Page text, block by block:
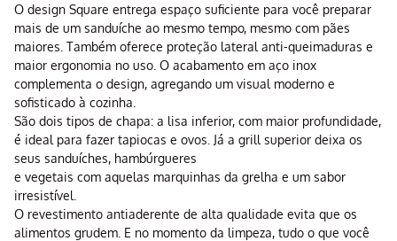
O design Square entrega espaço suficiente para você preparar
mais de um sanduíche ao mesmo tempo, mesmo com pães
maiores. Também oferece proteção lateral anti-queimaduras e
maior ergonomia no uso. O acabamento em aço inox
complementa o design, agregando um visual moderno e
sofisticado à cozinha.
São dois tipos de chapa: a lisa inferior, com maior profundidade,
é ideal para fazer tapiocas e ovos. Já a grill superior deixa os
seus sanduíches, hambúrgueres
e vegetais com aquelas marquinhas da grelha e um sabor
irresistível.
O revestimento antiaderente de alta qualidade evita que os
alimentos grudem. E no momento da limpeza, tudo o que você